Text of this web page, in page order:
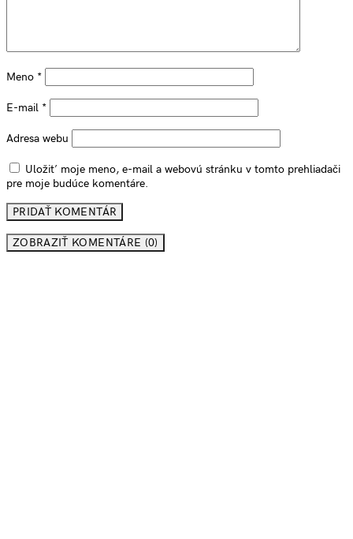
Meno *
E-mail *
Adresa webu
Uložiť moje meno, e-mail a webovú stránku v tomto prehliadači
pre moje budúce komentáre.
ZOBRAZIŤ KOMENTÁRE (0)